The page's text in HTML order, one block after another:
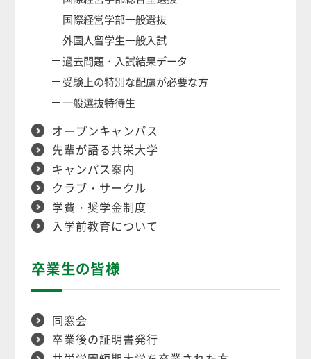
国際経営学部一般選抜
外国人留学生一般入試
過去問題・入試結果データ
受験上の特別な配慮が必要な方
一般選抜特待生
オープンキャンパス
先輩が語る共栄大学
キャンパス案内
クラブ・サークル
学費・奨学金制度
入学前教育について
卒業生の皆様
同窓会
卒業後の証明書発行